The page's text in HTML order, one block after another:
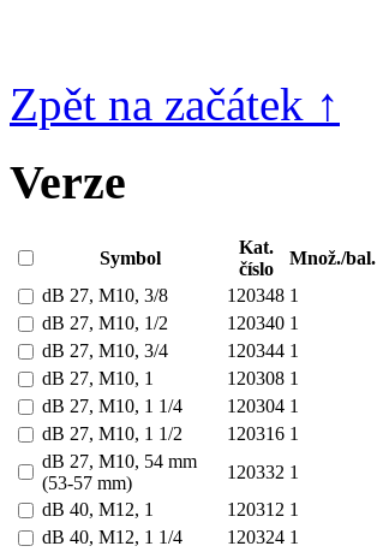
Zpět na začátek ↑
Verze
Symbol
Kat.
číslo
Množ./bal.
dB 27, M10, 3/8
120348 1
dB 27, M10, 1/2
120340 1
dB 27, M10, 3/4
120344 1
dB 27, M10, 1
120308 1
dB 27, M10, 1 1/4
120304 1
dB 27, M10, 1 1/2
120316 1
dB 27, M10, 54 mm
(53-57 mm)
120332 1
dB 40, M12, 1
120312 1
dB 40, M12, 1 1/4
120324 1